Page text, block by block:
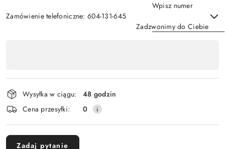
Zamówienie telefoniczne: 604-131-645
Wpisz numer
Zadzwonimy do Ciebie
płatność
i
dostawa
Wysyłka w ciągu:
48 godzin
Cena przesyłki:
0
Zadaj pytanie